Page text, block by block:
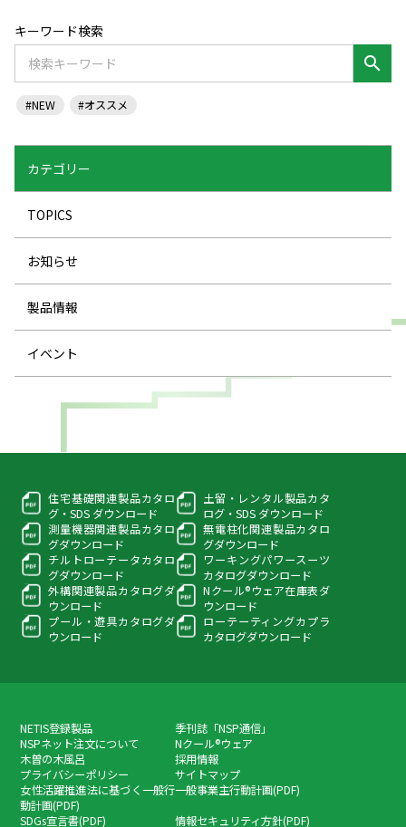
キーワード検索
search
#NEW #オススメ
カテゴリー
TOPICS
お知らせ
製品情報
イベント
住宅基礎関連製品カタロ
グ・SDS ダウンロード
土留・レンタル製品カタ
ログ・ SDS ダウンロード
測量機器関連製品カタロ
グダウンロード
無電柱化関連製品カタロ
グダウンロード
チルトローテータカタロ
グダウンロード
ワーキングパワースーツ
カタログダウンロード
外構関連製品カタログダ
ウンロード
Nクール®ウェア在庫表ダ
ウンロード
プール・遊具カタログダ
ウンロード
ローテーティングカプラ
カタログダウンロード
NETIS登録製品
季刊誌「NSP通信」
NSPネット注文について
Nクール®ウェア
木曽の木風呂
採用情報
プライバシーポリシー
サイトマップ
女性活躍推進法に基づく一般行
動計画(PDF)
一般事業主行動計画(PDF)
SDGs宣言書(PDF)
情報セキュリティ方針(PDF)